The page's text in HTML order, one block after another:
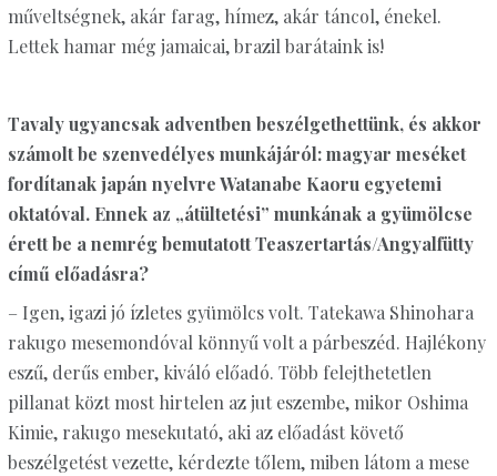
műveltségnek, akár farag, hímez, akár táncol, énekel.
Lettek hamar még jamaicai, brazil barátaink is!
Tavaly ugyancsak adventben beszélgethettünk, és akkor
számolt be szenvedélyes munkájáról: magyar meséket
fordítanak japán nyelvre Watanabe Kaoru egyetemi
oktatóval. Ennek az „átültetési” munkának a gyümölcse
érett be a nemrég bemutatott Teaszertartás/Angyalfütty
című előadásra?
– Igen, igazi jó ízletes gyümölcs volt. Tatekawa Shinohara
rakugo mesemondóval könnyű volt a párbeszéd. Hajlékony
eszű, derűs ember, kiváló előadó. Több felejthetetlen
pillanat közt most hirtelen az jut eszembe, mikor Oshima
Kimie, rakugo mesekutató, aki az előadást követő
beszélgetést vezette, kérdezte tőlem, miben látom a mese